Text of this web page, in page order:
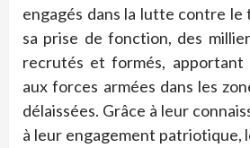
engagés dans la lutte contre le
sa prise de fonction, des
recrutés et formés, apportant
aux forces armées dans les
délaissées. Grâce à leur
à leur engagement patriotique,